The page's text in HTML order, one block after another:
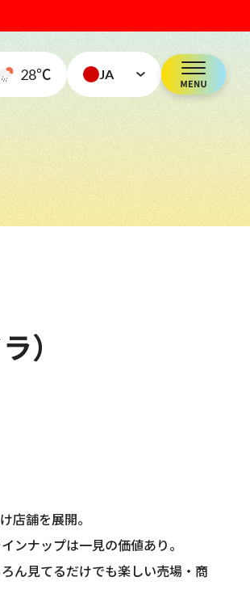
28℃ JA
）
店舗を展開。
ンナップは一見の価値あり。
ん見てるだけでも楽しい売場・商